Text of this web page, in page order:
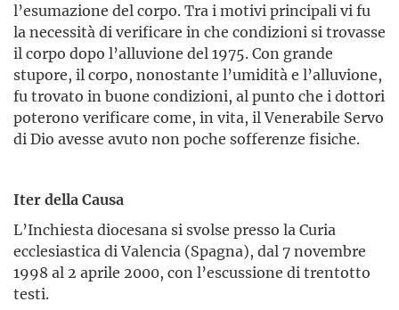
l’esumazione del corpo. Tra i motivi principali vi fu
la necessità di verificare in che condizioni si trovasse
il corpo dopo l’alluvione del 1975. Con grande
stupore, il corpo, nonostante l’umidità e l’alluvione,
fu trovato in buone condizioni, al punto che i dottori
poterono verificare come, in vita, il Venerabile Servo
di Dio avesse avuto non poche sofferenze fisiche.
Iter della Causa
L’Inchiesta diocesana si svolse presso la Curia
ecclesiastica di Valencia (Spagna), dal 7 novembre
1998 al 2 aprile 2000, con l’escussione di trentotto
testi.